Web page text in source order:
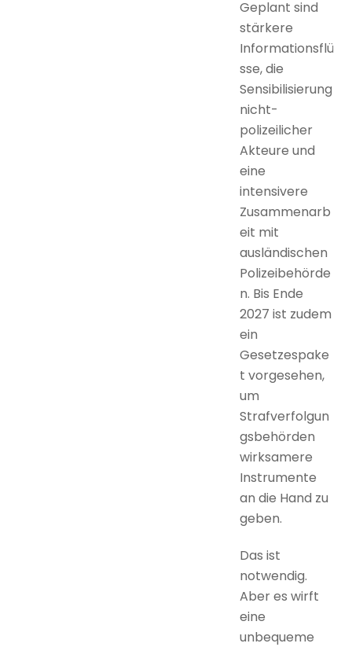
Geplant sind
stärkere
Informationsflü
sse, die
Sensibilisierung
nicht-
polizeilicher
Akteure und
eine
intensivere
Zusammenarb
eit mit
ausländischen
Polizeibehörde
n. Bis Ende
2027 ist zudem
ein
Gesetzespake
t vorgesehen,
um
Strafverfolgun
gsbehörden
wirksamere
Instrumente
an die Hand zu
geben.
Das ist
notwendig.
Aber es wirft
eine
unbequeme